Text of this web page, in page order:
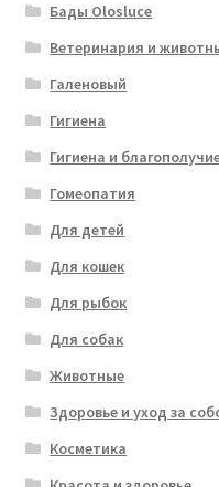
Бады Olosluce
Ветеринария и
Галеновый
Гигиена
Гигиена и
Гомеопатия
Для детей
Для кошек
Для рыбок
Для собак
Животные
Здоровье и уход за
Косметика